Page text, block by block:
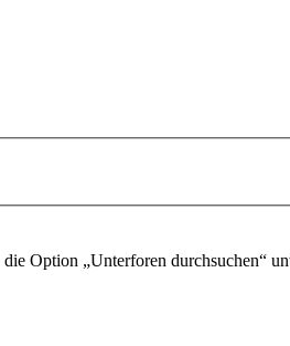
Option „Unterforen durchsuchen“